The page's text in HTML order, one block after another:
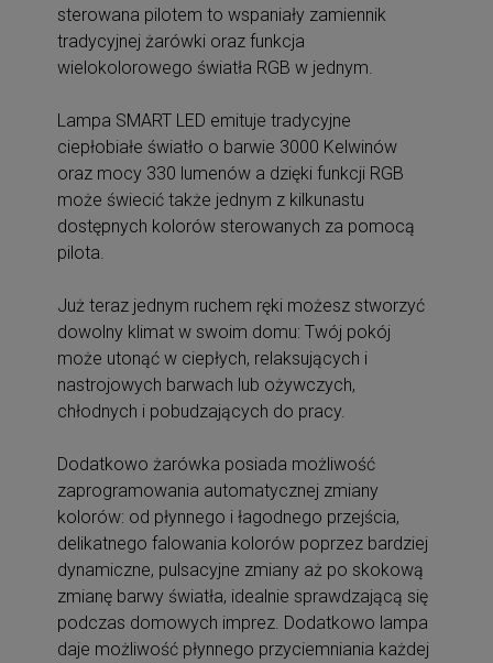
sterowana pilotem to wspaniały zamiennik
tradycyjnej żarówki oraz funkcja
wielokolorowego światła RGB w jednym.
Lampa SMART LED emituje tradycyjne
ciepłobiałe światło o barwie 3000 Kelwinów
oraz mocy 330 lumenów a dzięki funkcji RGB
może świecić także jednym z kilkunastu
dostępnych kolorów sterowanych za pomocą
pilota.
Już teraz jednym ruchem ręki możesz stworzyć
dowolny klimat w swoim domu: Twój pokój
może utonąć w ciepłych, relaksujących i
nastrojowych barwach lub ożywczych,
chłodnych i pobudzających do pracy.
Dodatkowo żarówka posiada możliwość
zaprogramowania automatycznej zmiany
kolorów: od płynnego i łagodnego przejścia,
delikatnego falowania kolorów poprzez bardziej
dynamiczne, pulsacyjne zmiany aż po skokową
zmianę barwy światła, idealnie sprawdzającą się
podczas domowych imprez. Dodatkowo lampa
daje możliwość płynnego przyciemniania każdej